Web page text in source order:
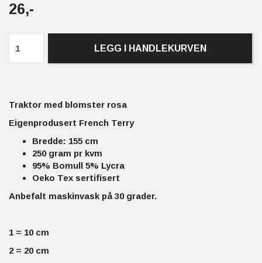
26,-
LEGG I HANDLEKURVEN
Traktor med blomster rosa
Eigenprodusert French Terry
Bredde: 155 cm
250 gram pr kvm
95% Bomull 5% Lycra
Oeko Tex sertifisert
Anbefalt maskinvask på 30 grader.
1 = 10 cm
2 = 20 cm